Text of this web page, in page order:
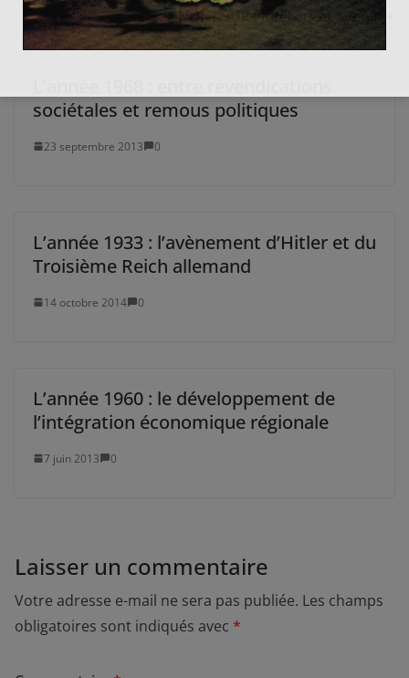
L’UNASUR : intérêts et avenir
sociétales et remous politiques
23 septembre 2013 0
L’année 1933 : l’avènement d’Hitler et du
Troisième Reich allemand
14 octobre 2014 0
L’année 1960 : le développement de
l’intégration économique régionale
7 juin 2013 0
Laisser un commentaire
Votre adresse e-mail ne sera pas publiée. Les champs
obligatoires sont indiqués avec *